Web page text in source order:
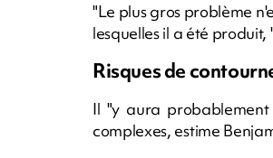
"Le plus gros problème
lesquelles il a été
Risques de
Il "y aura probablement
complexes, estime